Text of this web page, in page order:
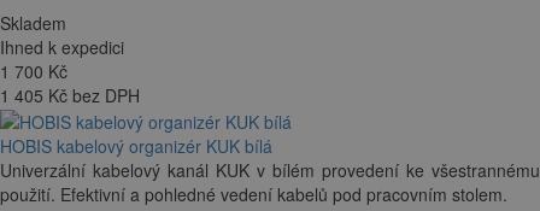
Skladem
Ihned k expedici
1 700 Kč
1 405 Kč bez DPH
HOBIS kabelový organizér KUK bílá
Univerzální kabelový kanál KUK v bílém provedení ke všestrannému
použití. Efektivní a pohledné vedení kabelů pod pracovním stolem.